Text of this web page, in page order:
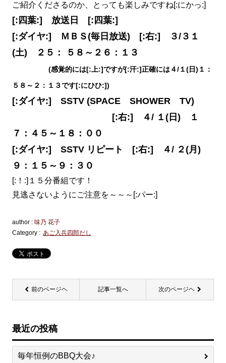
ご紹介くださるのか、とっても楽しみですね[:にかっ:]
[:四葉:] 放送日 [:四葉:]
[:ダイヤ:] ＭＢＳ(毎日放送) [:右:] ３/３１
(土) ２５： ５８～２６：１３
(感覚的には[:上:]ですが[:汗:]正確には４/１(日)１：
５８～２：１３です[:にひひ:])
[:ダイヤ:] SSTV (SPACE SHOWER TV)
[:右:] ４/ １(日) １
７：４５～１８：００
[:ダイヤ:] SSTV リピート [:右:] ４/ ２(月)
９：１５～９：３０
[:！:]１５分番組です！
見逃さないようにご注意を～～～[:パー:]
author : 味乃 花子
Category : あご入兵四郎だし
前のページヘ 記事一覧へ 次のページヘ
最近の投稿
毎年恒例のBBQ大会♪